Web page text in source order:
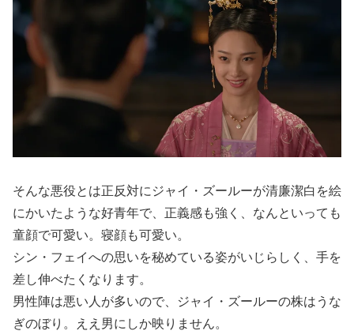
そんな悪役とは正反対にジャイ・ズールーが清廉潔白を絵
にかいたような好青年で、正義感も強く、なんといっても
童顔で可愛い。寝顔も可愛い。
シン・フェイへの思いを秘めている姿がいじらしく、手を
差し伸べたくなります。
男性陣は悪い人が多いので、ジャイ・ズールーの株はうな
ぎのぼり。ええ男にしか映りません。